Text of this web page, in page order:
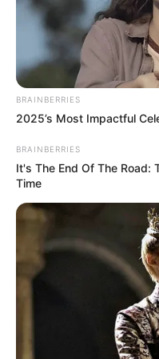
BRAINBERRIES
2025’s Most Impactful
BRAINBERRIES
It's The End Of The Road:
Time